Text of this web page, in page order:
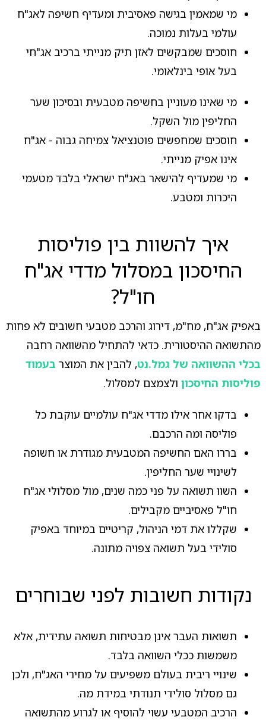
מי שמאמין בגישה פאסיבית ומעדיף חשיפה לאג"ח
עולמי בעלות נמוכה.
חוסכים שמבקשים לאזן תיק מנייתי ברכיב אג"חי
בעל אופי בינלאומי.
מי שאינו מעוניין בחשיפה מטבעית ובסיכון שער
החליפין מול השקל.
חוסכים שמחפשים פוטנציאל צמיחה גבוה - אג"ח
אינו אפיק מנייתי.
מי שמעדיף להישאר באג"ח ישראלי בלבד מטעמי
היכרות ומטבע.
איך להשוות בין פוליסות
החיסכון במסלול מדדי אג"ח
חו"ל?
באפיק אג"ח, מח"מ, דירוג והרכב מטבעי חשובים לא פחות
מהתשואה ההיסטורית. כדאי להתחיל מהשוואה רחבה
בכלי ההשוואה של גמל.נט, להבין את המוצר בעמוד
פוליסות החיסכוןולצמצם למסלול.
בדקו אחר אילו מדדי אג"ח עולמיים עוקבת כל
פוליסה ומה הרכבם.
בררו האם החשיפה המטבעית מגודרת או חשופה
לשינויי שער החליפין.
השוו תשואה על פני כמה שנים, מול מסלולי אג"ח
חו"ל פאסיביים מקבילים.
שקללו את דמי הניהול, קריטיים במיוחד באפיק
סולידי בעל תשואה צפויה מתונה.
נקודות חשובות לפני שבוחרים
תשואות העבר אינן מבטיחות תשואה עתידית, אלא
משמשות ככלי השוואה בלבד.
שינויי ריבית בעולם משפיעים על מחירי האג"ח, ולכן
גם מסלול סולידי תנודתי במידת מה.
הרכיב המטבעי עשוי להוסיף או לגרוע מהתשואה